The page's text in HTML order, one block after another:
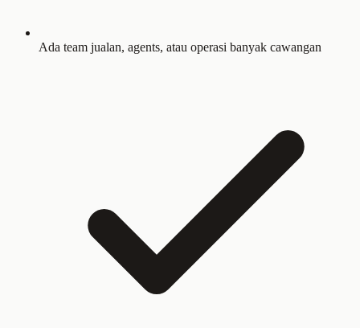
Ada team jualan, agents, atau operasi banyak cawangan